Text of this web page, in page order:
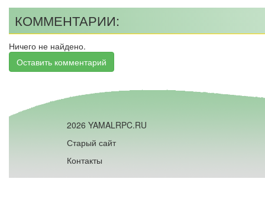
КОММЕНТАРИИ:
Ничего не найдено.
Оставить комментарий
2026 YAMALRPC.RU
Старый сайт
Контакты